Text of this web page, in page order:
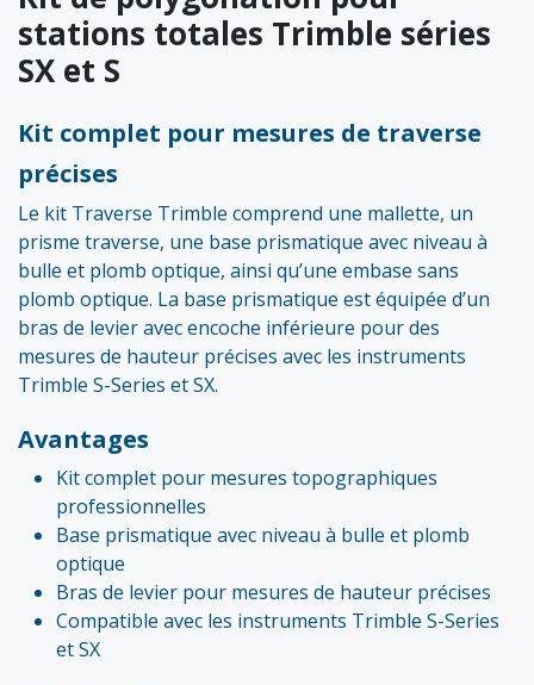
stations totales Trimble séries
SX et S
Kit complet pour mesures de traverse
précises
Le kit Traverse Trimble comprend une mallette, un
prisme traverse, une base prismatique avec niveau à
bulle et plomb optique, ainsi qu’une embase sans
plomb optique. La base prismatique est équipée d’un
bras de levier avec encoche inférieure pour des
mesures de hauteur précises avec les instruments
Trimble S-Series et SX.
Avantages
Kit complet pour mesures topographiques
professionnelles
Base prismatique avec niveau à bulle et plomb
optique
Bras de levier pour mesures de hauteur précises
Compatible avec les instruments Trimble S-Series
et SX